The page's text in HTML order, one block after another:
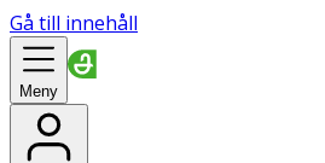
Gå till innehåll
Meny